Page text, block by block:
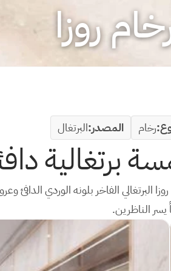
روزا
البرتغالالمصدر: رخام
برتغالية
يسر الناظرين.